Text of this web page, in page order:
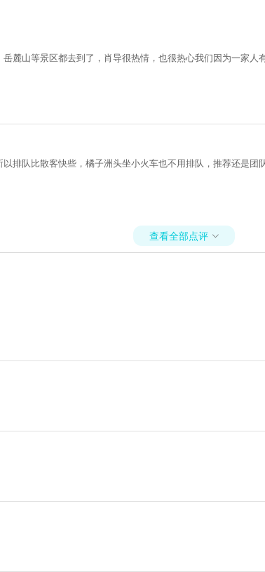
麓山等景区都去到了，肖导很热情，也很热心我们因为一家
排队比散客快些，橘子洲头坐小火车也不用排队，推荐还是团
查看全部点评 